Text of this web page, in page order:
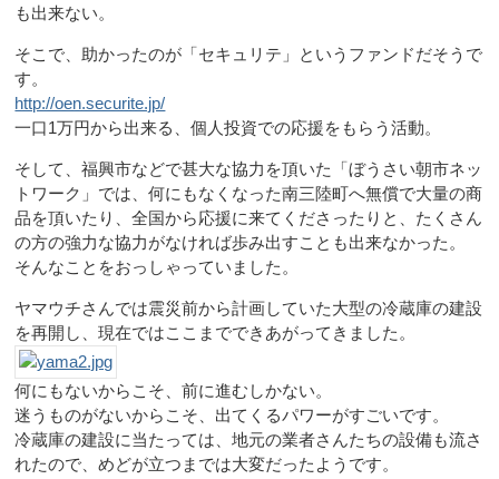
も出来ない。
そこで、助かったのが「セキュリテ」というファンドだそうで
す。
http://oen.securite.jp/
一口1万円から出来る、個人投資での応援をもらう活動。
そして、福興市などで甚大な協力を頂いた「ぼうさい朝市ネッ
トワーク」では、何にもなくなった南三陸町へ無償で大量の商
品を頂いたり、全国から応援に来てくださったりと、たくさん
の方の強力な協力がなければ歩み出すことも出来なかった。
そんなことをおっしゃっていました。
ヤマウチさんでは震災前から計画していた大型の冷蔵庫の建設
を再開し、現在ではここまでできあがってきました。
何にもないからこそ、前に進むしかない。
迷うものがないからこそ、出てくるパワーがすごいです。
冷蔵庫の建設に当たっては、地元の業者さんたちの設備も流さ
れたので、めどが立つまでは大変だったようです。